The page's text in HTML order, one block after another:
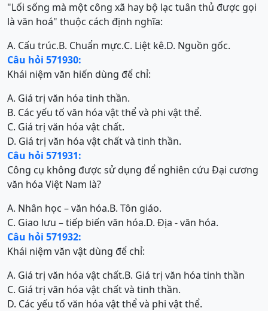
"Lối sống mà một công xã hay bộ lạc tuân thủ được gọi
là văn hoá" thuộc cách định nghĩa:
A. Cấu trúc.B. Chuẩn mực.C. Liệt kê.D. Nguồn gốc.
Câu hỏi 571930:
Khái niệm văn hiến dùng để chỉ:
A. Giá trị văn hóa tinh thần.
B. Các yếu tố văn hóa vật thể và phi vật thể.
C. Giá trị văn hóa vật chất.
D. Giá trị văn hóa vật chất và tinh thần.
Câu hỏi 571931:
Công cụ không được sử dụng để nghiên cứu Đại cương
văn hóa Việt Nam là?
A. Nhân học – văn hóa.B. Tôn giáo.
C. Giao lưu – tiếp biến văn hóa.D. Địa - văn hóa.
Câu hỏi 571932:
Khái niệm văn vật dùng để chỉ:
A. Giá trị văn hóa vật chất.B. Giá trị văn hóa tinh thần
C. Giá trị văn hóa vật chất và tinh thần.
D. Các yếu tố văn hóa vật thể và phi vật thể.